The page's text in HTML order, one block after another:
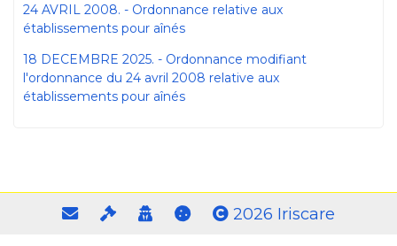
24 AVRIL 2008. - Ordonnance relative aux
établissements pour aînés
18 DECEMBRE 2025. - Ordonnance modifiant
l'ordonnance du 24 avril 2008 relative aux
établissements pour aînés
2026 Iriscare